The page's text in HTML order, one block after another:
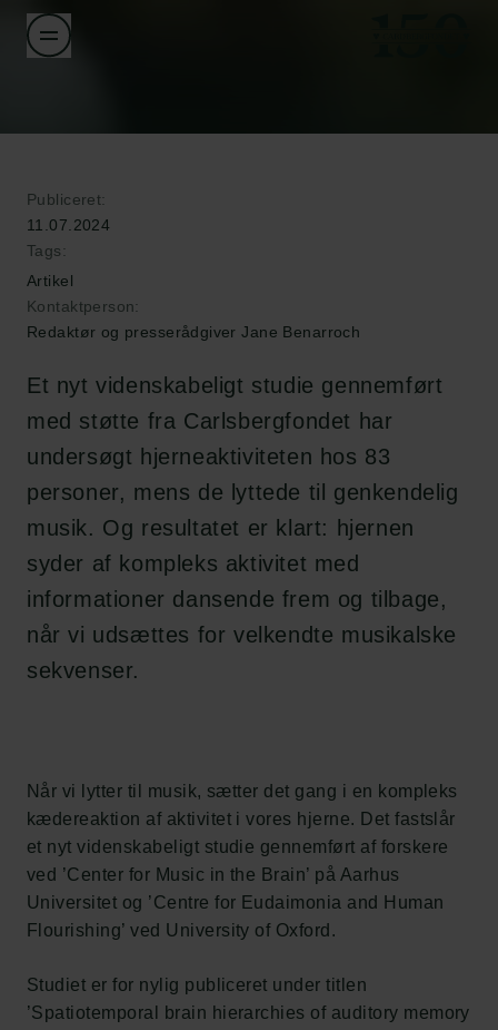
Publiceret:
11.07.2024
Tags:
Artikel
Kontaktperson:
Redaktør og presserådgiver Jane Benarroch
Et nyt videnskabeligt studie gennemført
med støtte fra Carlsbergfondet har
undersøgt hjerneaktiviteten hos 83
personer, mens de lyttede til genkendelig
musik. Og resultatet er klart: hjernen
syder af kompleks aktivitet med
informationer dansende frem og tilbage,
når vi udsættes for velkendte musikalske
sekvenser.
Når vi lytter til musik, sætter det gang i en kompleks
kædereaktion af aktivitet i vores hjerne. Det fastslår
et nyt videnskabeligt studie gennemført af forskere
ved ’Center for Music in the Brain’ på Aarhus
Universitet og ’Centre for Eudaimonia and Human
Flourishing’ ved University of Oxford.
Studiet er for nylig publiceret under titlen
’Spatiotemporal brain hierarchies of auditory memory